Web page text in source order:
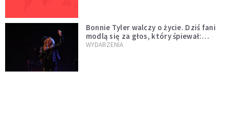
Bonnie Tyler walczy o życie. Dziś fani
modlą się za głos, który śpiewał:
"Lord, help me"
WYDARZENIA